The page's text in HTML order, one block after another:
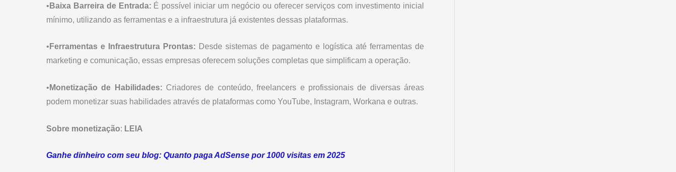
• Baixa Barreira de Entrada: É possível iniciar um negócio ou oferecer serviços com investimento inicial
mínimo, utilizando as ferramentas e a infraestrutura já existentes dessas plataformas.
• Ferramentas e Infraestrutura Prontas: Desde sistemas de pagamento e logística até ferramentas de
marketing e comunicação, essas empresas oferecem soluções completas que simplificam a operação.
• Monetização de Habilidades: Criadores de conteúdo, freelancers e profissionais de diversas áreas
podem monetizar suas habilidades através de plataformas como YouTube, Instagram, Workana e outras.
Sobre monetização: LEIA
Ganhe dinheiro com seu blog: Quanto paga AdSense por 1000 visitas em 2025